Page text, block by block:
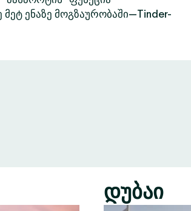
მეტ ენაზე მოგზაურობაში—Tinder-
დუბაი